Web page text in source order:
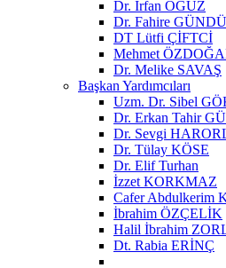
Dr. İrfan OĞUZ
Dr. Fahire
DT Lütfi ÇİFTCİ
Mehmet
Dr. Melike SAVAŞ
Başkan Yardımcıları
Uzm. Dr. Sibel
Dr. Erkan Tahir
Dr. Sevgi
Dr. Tülay KÖSE
Dr. Elif Turhan
İzzet KORKMAZ
Cafer Abdulkerim
İbrahim ÖZÇELİK
Halil İbrahim
Dt. Rabia ERİNÇ